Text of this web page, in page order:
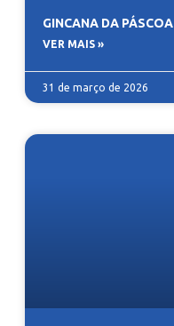
GINCANA DA PÁSCOA
VER MAIS »
31 de março de 2026